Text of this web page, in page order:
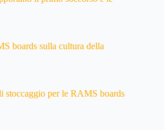
boards sulla cultura della
stoccaggio per le RAMS boards